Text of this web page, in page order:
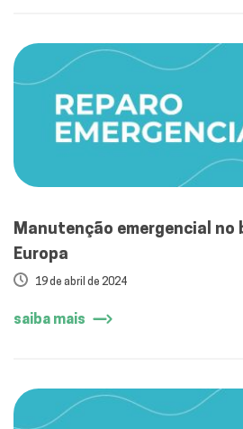
Manutenção emergencial no
Europa
19 de abril de 2024
saiba mais